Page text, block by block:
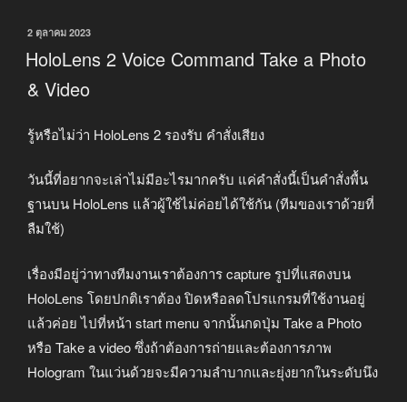
เขียน
ที่
2 ตุลาคม 2023
HoloLens 2 Voice Command Take a Photo
& Video
รู้หรือไม่ว่า HoloLens 2 รองรับ คำสั่งเสียง
วันนี้ที่อยากจะเล่าไม่มีอะไรมากครับ แค่คำสั่งนี้เป็นคำสั่งพื้น
ฐานบน HoloLens แล้วผู้ใช้ไม่ค่อยได้ใช้กัน (ทีมของเราด้วยที่
ลืมใช้)
เรื่องมีอยู่ว่าทางทีมงานเราต้องการ capture รูปที่แสดงบน
HoloLens โดยปกติเราต้อง ปิดหรือลดโปรแกรมที่ใช้งานอยู่
แล้วค่อย ไปที่หน้า start menu จากนั้นกดปุ่ม Take a Photo
หรือ Take a video ซึ่งถ้าต้องการถ่ายและต้องการภาพ
Hologram ในแว่นด้วยจะมีความลำบากและยุ่งยากในระดับนึง